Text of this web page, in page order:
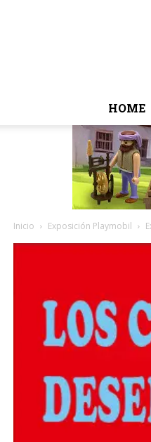
HOME
Inicio Exposición Playmobil